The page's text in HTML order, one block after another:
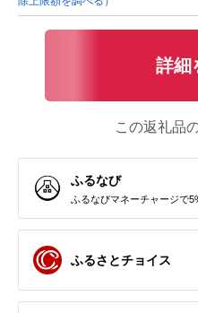
詳細
この返礼品
ふるなび
ふるなびマネーチャージで
ふるさとチョイス